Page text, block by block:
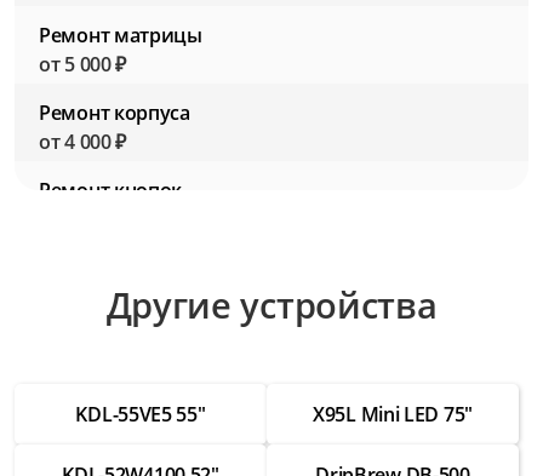
Ремонт матрицы
от 5 000 ₽
Ремонт корпуса
от 4 000 ₽
Ремонт кнопок
от 3 000 ₽
Ремонт блока питания
Другие устройства
KDL-55VE5 55" X95L Mini LED 75"